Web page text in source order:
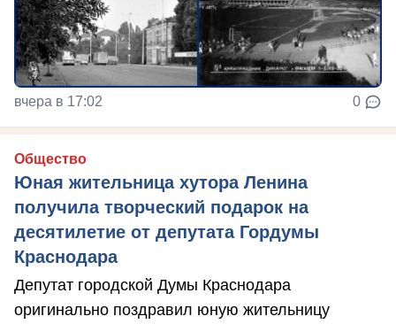
вчера в 17:02 0
Общество
Юная жительница хутора Ленина
получила творческий подарок на
десятилетие от депутата Гордумы
Краснодара
Депутат городской Думы Краснодара
оригинально поздравил юную жительницу